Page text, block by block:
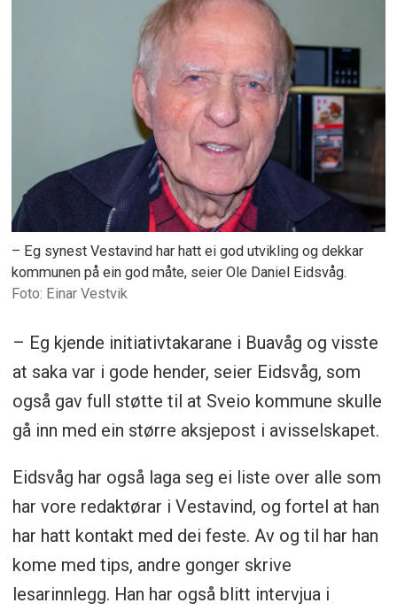
– Eg synest Vestavind har hatt ei god utvikling og dekkar
kommunen på ein god måte, seier Ole Daniel Eidsvåg.
Einar Vestvik
– Eg kjende initiativtakarane i Buavåg og visste
at saka var i gode hender, seier Eidsvåg, som
også gav full støtte til at Sveio kommune skulle
gå inn med ein større aksjepost i avisselskapet.
Eidsvåg har også laga seg ei liste over alle som
har vore redaktørar i Vestavind, og fortel at han
har hatt kontakt med dei feste. Av og til har han
kome med tips, andre gonger skrive
lesarinnlegg. Han har også blitt intervjua i